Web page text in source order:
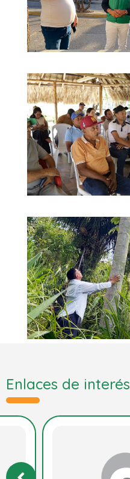
Enlaces de interés